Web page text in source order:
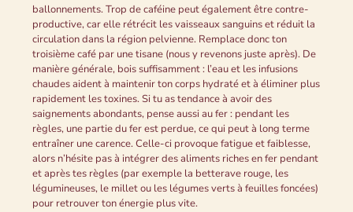
ballonnements. Trop de caféine peut également être contre-
productive, car elle rétrécit les vaisseaux sanguins et réduit la
circulation dans la région pelvienne. Remplace donc ton
troisième café par une tisane (nous y revenons juste après). De
manière générale, bois suffisamment : l’eau et les infusions
chaudes aident à maintenir ton corps hydraté et à éliminer plus
rapidement les toxines. Si tu as tendance à avoir des
saignements abondants, pense aussi au fer : pendant les
règles, une partie du fer est perdue, ce qui peut à long terme
entraîner une carence. Celle-ci provoque fatigue et faiblesse,
alors n’hésite pas à intégrer des aliments riches en fer pendant
et après tes règles (par exemple la betterave rouge, les
légumineuses, le millet ou les légumes verts à feuilles foncées)
pour retrouver ton énergie plus vite.